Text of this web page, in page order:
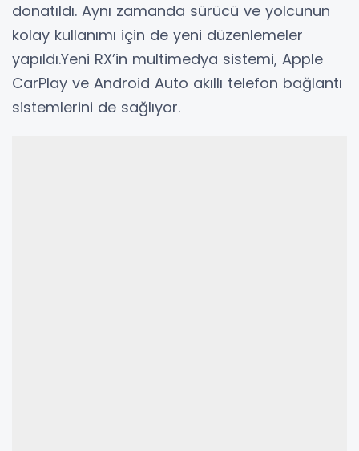
donatıldı. Aynı zamanda sürücü ve yolcunun
kolay kullanımı için de yeni düzenlemeler
yapıldı.Yeni RX’in multimedya sistemi, Apple
CarPlay ve Android Auto akıllı telefon bağlantı
sistemlerini de sağlıyor.